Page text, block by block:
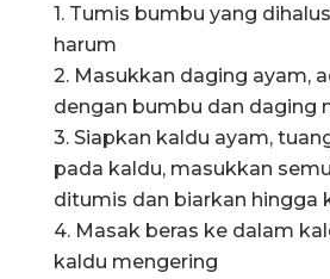
1. Tumis bumbu yang
harum
2. Masukkan daging ayam,
dengan bumbu dan daging
3. Siapkan kaldu ayam,
pada kaldu, masukkan
ditumis dan biarkan hingga
4. Masak beras ke dalam
kaldu mengering